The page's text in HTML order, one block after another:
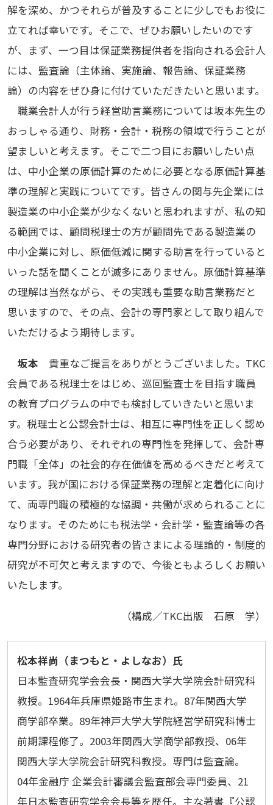
解を深め、かつそれらが普及することに少しでもお役に
立てれば幸いです。そこで、ぜひお願いしたいのです
が、まず、一つ目は保証業務提供者を指向される会計人
には、監査論（主体論、実施論、報告論、保証業務
論）の内容をぜひ身に付けていただきたいと思います。
職業会計人が行う経営助言業務については坂本先生の
おっしゃる通り、財務・会計・税務の領域で行うことが
望ましいと考えます。そこで二つ目にお願いしたい点
は、中小企業の原価計算のために必要となる原価計算基
準の理解と実践についてです。皆さんの関与先企業には
製造業の中小企業が少なくないと思われますが、私の知
る範囲では、顧問税理士の方が顧問先である製造業の
中小企業に対し、原価低減に関する助言を行っていると
いった話を聞くことが滅多にありません。原価計算基準
の理解は当然ながら、その実践も重要な助言業務だと
思いますので、その点、会計の専門家として取り組んで
いただけるよう期待します。
坂本 貴重なご提言をありがとうございました。TKC
会員である税理士をはじめ、巡回監査士を目指す職員
の教育プログラムの中でも検討していきたいと思いま
す。税理士と公認会計士は、相互に専門性を正しく認め
合う必要があり、それぞれの専門性を発揮して、会計専
門職「全体」の社会的存在価値を高めるべきだと考えて
います。我が国における保証業務の理解と定着化に向け
て、両専門職の積極的な協調・共働が求められることに
なります。そのためにも税法学・会計学・監査論等の各
専門分野における研究者の皆さまによる理論的・制度的
研究が不可欠と考えますので、今後ともよろしくお願い
いたします。
（構成／TKC出版 石原 学）
松本祥尚（まつもと・よしなお）氏
日本監査研究学会会長・関西大学大学院会計研究科
教授。1964年兵庫県姫路市生まれ。87年関西大学
商学部卒業。89年神戸大学大学院経営学研究科博士
前期課程修了。2003年関西大学商学部教授、06年
関西大学大学院会計研究科教授。専門は監査論。
04年金融庁 企業会計審議会監査部会専門委員、21
年日本監査研究学会会長等を歴任。主な著書『公認